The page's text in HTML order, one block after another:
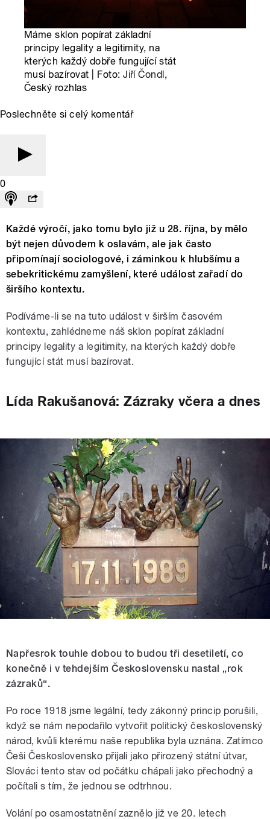
Máme sklon popírat základní
principy legality a legitimity, na
kterých každý dobře fungující stát
musí bazírovat | Foto:Jiří Čondl ,
Český rozhlas
Poslechněte si celý komentář
0
Každé výročí, jako tomu bylo již u 28. října, by mělo
být nejen důvodem k oslavám, ale jak často
připomínají sociologové, i záminkou k hlubšímu a
sebekritickému zamyšlení, které událost zařadí do
širšího kontextu.
Podíváme-li se na tuto událost v širším časovém
kontextu, zahlédneme náš sklon popírat základní
principy legality a legitimity, na kterých každý dobře
fungující stát musí bazírovat.
Lída Rakušanová: Zázraky včera a dnes
Napřesrok touhle dobou to budou tři desetiletí, co
konečně i v tehdejším Československu nastal „rok
zázraků“.
Po roce 1918 jsme legální, tedy zákonný princip porušili,
když se nám nepodařilo vytvořit politický československý
národ, kvůli kterému naše republika byla uznána. Zatímco
Češi Československo přijali jako přirozený státní útvar,
Slováci tento stav od počátku chápali jako přechodný a
počítali s tím, že jednou se odtrhnou.
Volání po osamostatnění zaznělo již ve 20. letech